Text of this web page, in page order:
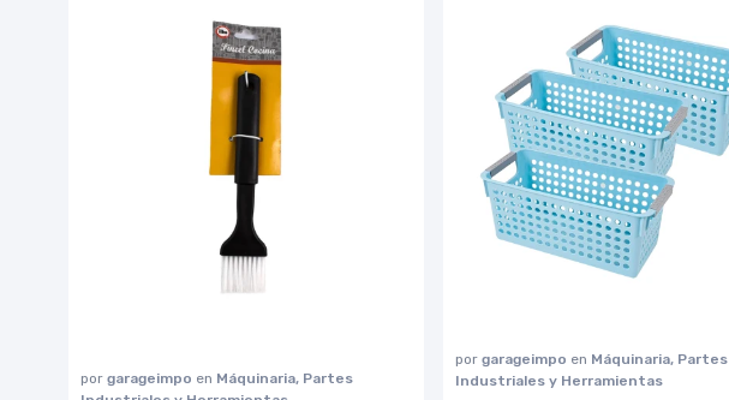
por garageimpo en Máquinaria, Partes
por garageimpo en Máquinaria, Partes
Industriales y Herramientas